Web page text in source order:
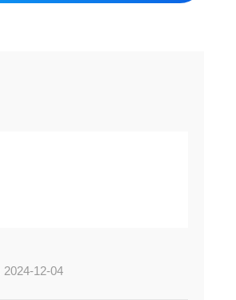
2024-12-04